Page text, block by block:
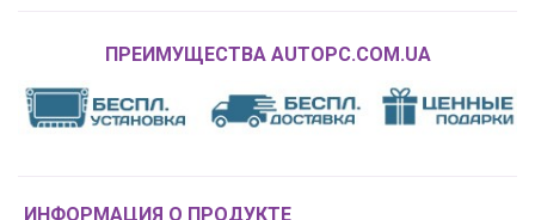
ПРЕИМУЩЕСТВА AUTOPC.COM.UA
ИНФОРМАЦИЯ О ПРОДУКТЕ